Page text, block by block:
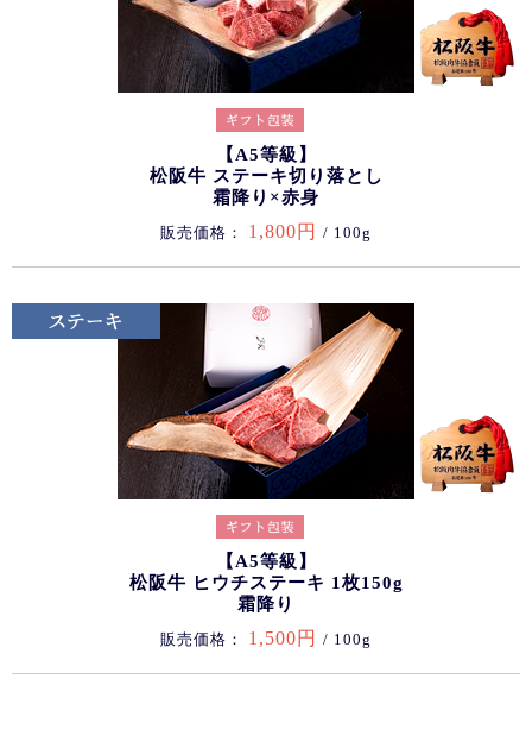
【A5等級】
松阪牛 ステーキ切り落とし
霜降り×赤身
販売価格： 1,800円 / 100g
【A5等級】
松阪牛 ヒウチステーキ 1枚150g
霜降り
販売価格： 1,500円 / 100g